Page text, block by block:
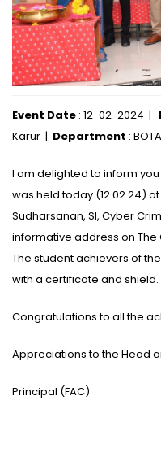
Event Date : 12-02-2024 |
Karur | Department :
I am delighted to inform
was held today (12.02.24)
Sudharsanan, SI, Cyber
informative address on The
The student achievers of
with a certificate and shield.
Congratulations to all the
Appreciations to the Head
Principal (FAC)